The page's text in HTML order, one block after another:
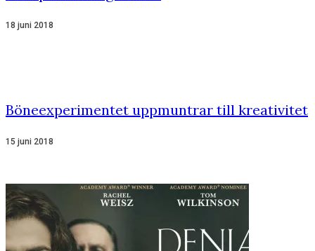
18 juni 2018
Böneexperimentet uppmuntrar till kreativitet
15 juni 2018